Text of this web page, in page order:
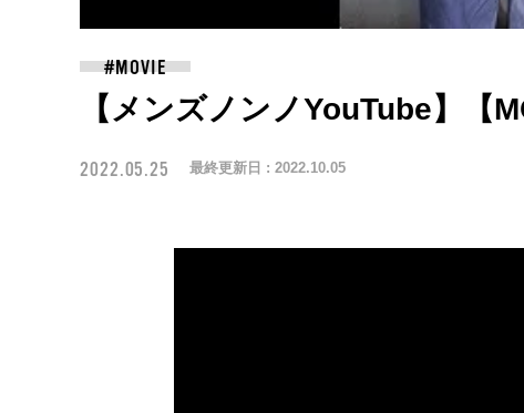
【メンズノンノYouTube】【
2022.05.25 最終更新日 : 2022.10.05